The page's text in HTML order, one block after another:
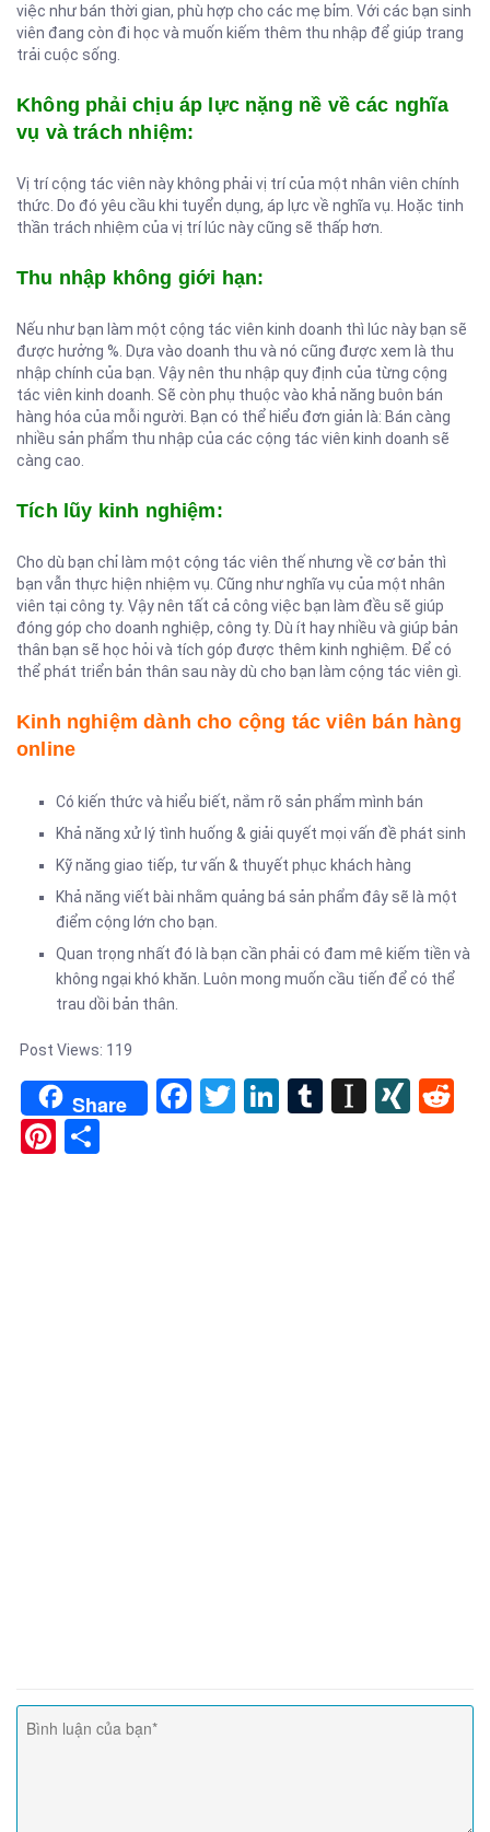
việc như bán thời gian, phù hợp cho các mẹ bỉm. Với các bạn sinh
viên đang còn đi học và muốn kiếm thêm thu nhập để giúp trang
trải cuộc sống.
Không phải chịu áp lực nặng nề về các nghĩa
vụ và trách nhiệm:
Vị trí cộng tác viên này không phải vị trí của một nhân viên chính
thức. Do đó yêu cầu khi tuyển dụng, áp lực về nghĩa vụ. Hoặc tinh
thần trách nhiệm của vị trí lúc này cũng sẽ thấp hơn.
Thu nhập không giới hạn:
Nếu như bạn làm một cộng tác viên kinh doanh thì lúc này bạn sẽ
được hưởng %. Dựa vào doanh thu và nó cũng được xem là thu
nhập chính của bạn. Vậy nên thu nhập quy định của từng cộng
tác viên kinh doanh. Sẽ còn phụ thuộc vào khả năng buôn bán
hàng hóa của mỗi người. Bạn có thể hiểu đơn giản là: Bán càng
nhiều sản phẩm thu nhập của các cộng tác viên kinh doanh sẽ
càng cao.
Tích lũy kinh nghiệm:
Cho dù bạn chỉ làm một cộng tác viên thế nhưng về cơ bản thì
bạn vẫn thực hiện nhiệm vụ. Cũng như nghĩa vụ của một nhân
viên tại công ty. Vậy nên tất cả công việc bạn làm đều sẽ giúp
đóng góp cho doanh nghiệp, công ty. Dù ít hay nhiều và giúp bản
thân bạn sẽ học hỏi và tích góp được thêm kinh nghiệm. Để có
thể phát triển bản thân sau này dù cho bạn làm cộng tác viên gì.
Kinh nghiệm dành cho cộng tác viên bán hàng
online
Có kiến thức và hiểu biết, nắm rõ sản phẩm mình bán
Khả năng xử lý tình huống & giải quyết mọi vấn đề phát sinh
Kỹ năng giao tiếp, tư vấn & thuyết phục khách hàng
Khả năng viết bài nhằm quảng bá sản phẩm đây sẽ là một
điểm cộng lớn cho bạn.
Quan trọng nhất đó là bạn cần phải có đam mê kiếm tiền và
không ngại khó khăn. Luôn mong muốn cầu tiến để có thể
trau dồi bản thân.
Post Views: 119
Share Facebook
TwitterLinkedIn
Tumblr
Pinterest